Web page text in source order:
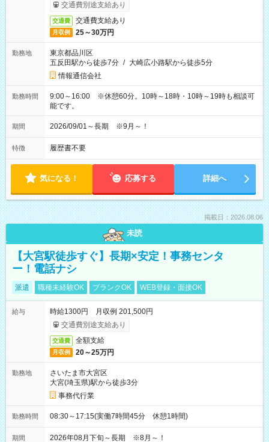
交通費別途支給あり
交通費 交通費支給あり
月収例 25～30万円
勤務地
東京都品川区
五反田駅から徒歩7分 / 大崎広小路駅から徒歩5分
情報通信会社
勤務時間
9:00～16:00 ※休憩60分。10時～18時・10時～19時も相談可
能です。
期間 2026/09/01～長期 ※9月～！
特徴 履歴書不要
気になる！ 応募する 詳細へ
掲載日：2026.08.06
未読
【大宮駅徒歩すぐ】長期×安定！事務センタ
ー！電話ナシ
派遣 職種未経験OK ブランクOK WEB登録・面接OK
給与
時給1300円 月収例 201,500円
交通費別途支給あり
交通費 全額支給
月収例 20～25万円
勤務地
さいたま市大宮区
大宮(埼玉県)駅から徒歩3分
事務代行業
勤務時間 08:30～17:15(実働7時間45分 休憩1時間)
期間 2026年08月下旬～長期 ※8月～！